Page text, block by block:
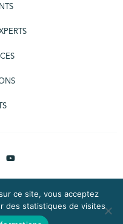
LÉGALES
ce site, vous acceptez
des statistiques de visites